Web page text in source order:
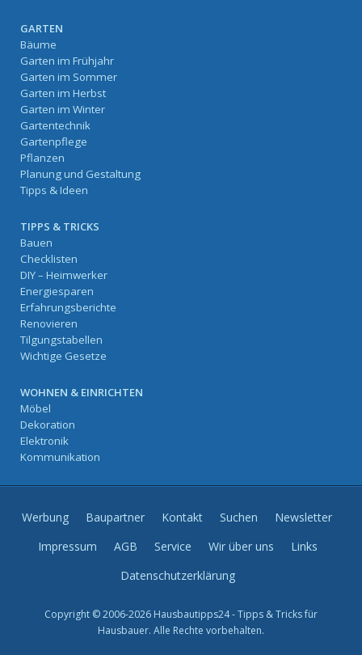
GARTEN
Bäume
Garten im Frühjahr
Garten im Sommer
Garten im Herbst
Garten im Winter
Gartentechnik
Gartenpflege
Pflanzen
Planung und Gestaltung
Tipps & Ideen
TIPPS & TRICKS
Bauen
Checklisten
DIY – Heimwerker
Energiesparen
Erfahrungsberichte
Renovieren
Tilgungstabellen
Wichtige Gesetze
WOHNEN & EINRICHTEN
Möbel
Dekoration
Elektronik
Kommunikation
Werbung Baupartner Kontakt Suchen
Newsletter
Impressum
AGB Service Wir über uns
Links
Datenschutzerklärung
Copyright © 2006-2026 Hausbautipps24 - Tipps & Tricks für
Hausbauer. Alle Rechte vorbehalten.